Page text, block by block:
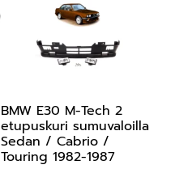
BMW E30 M-Tech 2
etupuskuri sumuvaloilla
Sedan / Cabrio /
Touring 1982-1987